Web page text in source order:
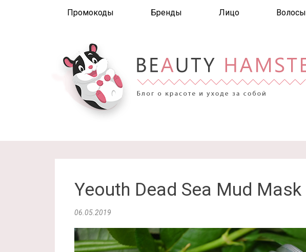
Промокоды Бренды Лицо Волосы
Yeouth Dead Sea Mud Mask
06.05.2019